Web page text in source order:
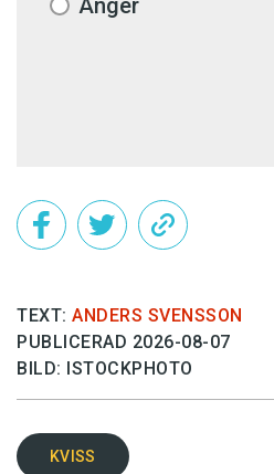
Ånger
TEXT: ANDERS SVENSSON
PUBLICERAD 2026-08-07
BILD: ISTOCKPHOTO
KVISS